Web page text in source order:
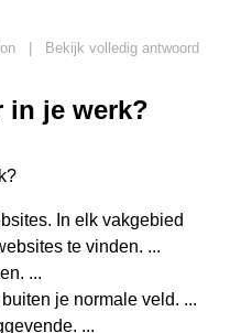
Bekijk volledig antwoord
in je werk?
In elk vakgebied
te vinden. ...
...
je normale veld. ...
...